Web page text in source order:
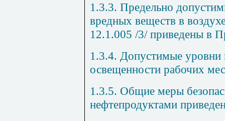
1.3.3. Предельно
вредных веществ в
12.1.005 /3/ приведены в
1.3.4. Допустимые
освещенности рабочих
1.3.5. Общие меры
нефтепродуктами